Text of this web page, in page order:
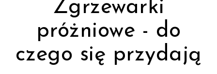
Zgrzewarki
próżniowe - do
czego się przydają